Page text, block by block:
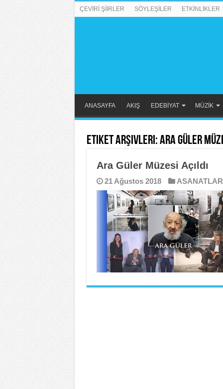
ÇEVİRİ ŞİİRLER SÖYLEŞİLER ETKİNLİKLER
ANASAYFA AKIŞ EDEBİYAT MÜZİK
Etiket Arşivleri:Ara Güler
Ara Güler Müzesi Açıldı
21 Ağustos 2018 ASANATLAR